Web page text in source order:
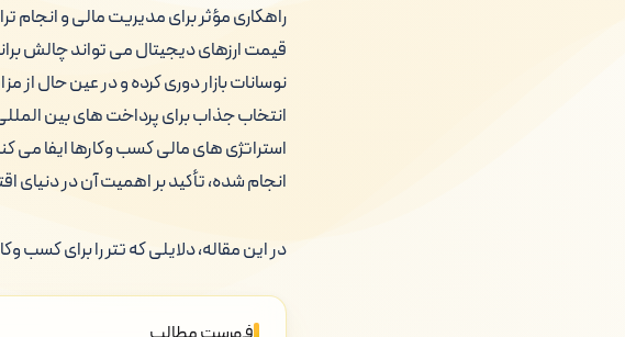
راهکاری مؤثر برای مدیریت مالی و انجام
قیمت ارزهای دیجیتال می تواند چالش
نوسانات بازار دوری کرده و در عین حال
انتخاب جذاب برای پرداخت های بین
استراتژی های مالی کسب وکارها ایفا می
انجام شده، تأکید بر اهمیت آن در دنیای
در این مقاله، دلایلی که تتر را برای